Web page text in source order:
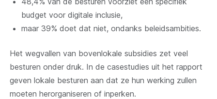
budget voor digitale inclusie,
maar 39% doet dat niet, ondanks beleidsambities.
Het wegvallen van bovenlokale subsidies zet veel
besturen onder druk. In de casestudies uit het rapport
geven lokale besturen aan dat ze hun werking zullen
moeten herorganiseren of inperken.